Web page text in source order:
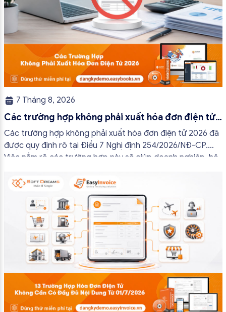
7 Tháng 8, 2026
Các trường hợp không phải xuất hóa đơn điện tử
2026
Các trường hợp không phải xuất hóa đơn điện tử 2026 đã
được quy định rõ tại Điều 7 Nghị định 254/2026/NĐ-CP.
Việc nắm rõ các trường hợp này sẽ giúp doanh nghiệp, hộ
tránh lập hóa đơn không cần thiết hoặc áp […]